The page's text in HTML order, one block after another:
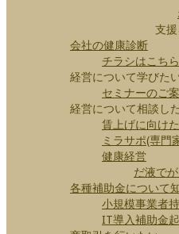
支
会社の健康診断
チラシはこちら
経営について学びた
セミナーのご
経営について相談し
賃上げに向け
ミラサポ(専門
健康経営
だ液で
各種補助金について
小規模事業者
IT導入補助金